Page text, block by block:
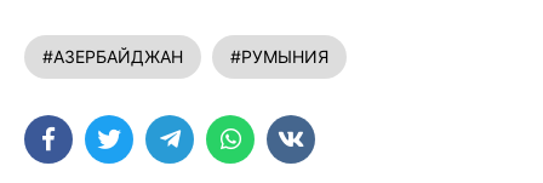
#АЗЕРБАЙДЖАН #РУМЫНИЯ